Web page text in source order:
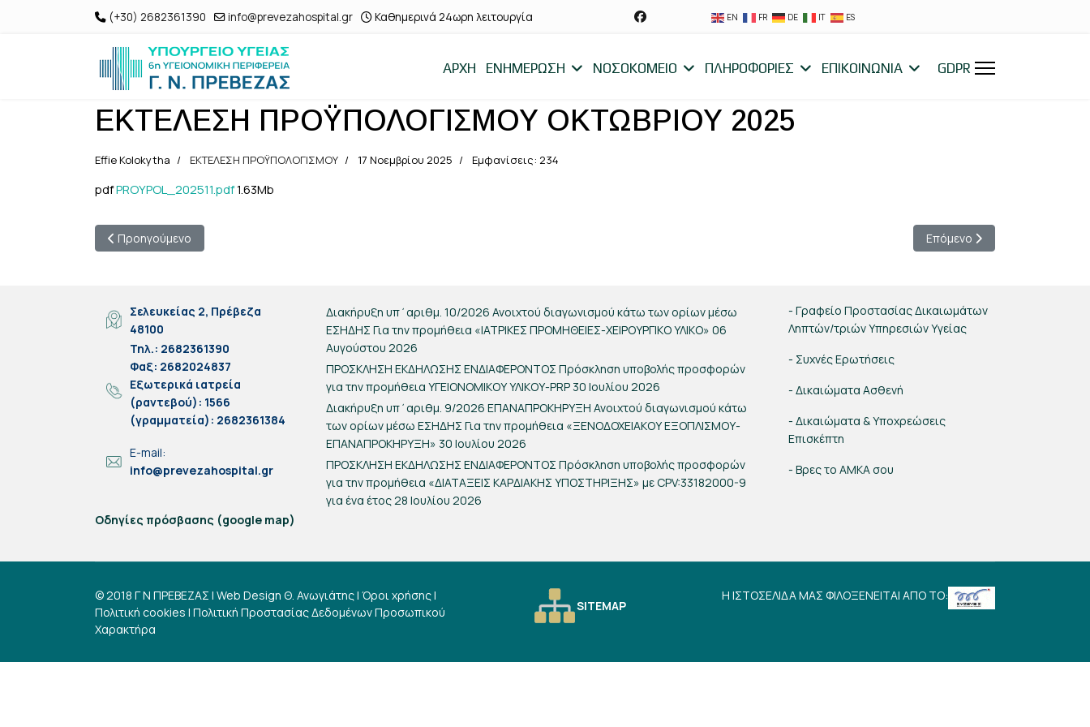
(+30) 2682361390 info@prevezahospital.gr Καθημερινά 24ωρη λειτουργία EN FR DE IT ES
ΑΡΧΗ ΕΝΗΜΕΡΩΣΗ ΝΟΣΟΚΟΜΕΙΟ ΠΛΗΡΟΦΟΡΙΕΣ ΕΠΙΚΟΙΝΩΝΙΑ GDPR
ΕΚΤΕΛΕΣΗ ΠΡΟΫΠΟΛΟΓΙΣΜΟΥ ΟΚΤΩΒΡΙΟΥ 2025
Effie Kolokytha ΕΚΤΕΛΕΣΗ ΠΡΟΫΠΟΛΟΓΙΣΜΟΥ 17 Νοεμβρίου 2025 Εμφανίσεις: 234
pdfPROYPOL_202511.pdf1.63Mb
Προηγούμενο άρθρο: ΕΚΤΕΛΕΣΗ ΠΡΟΫΠΟΛΟΓΙΣΜΟΥ ΝΟΕΜΒΡΙΟΥ 2025
Προηγούμενο Επόμενο άρθρο: ΕΚΤΕΛΕΣΗ
Επόμενο
Σελευκείας 2, Πρέβεζα
48100
Τηλ.: 2682361390
Φαξ: 2682024837
Eξωτερικά ιατρεία
(ραντεβού): 1566
(γραμματεία): 2682361384
E-mail:
info@prevezahospital.gr
Οδηγίες πρόσβασης (google map)
Διακήρυξη υπ΄αριθμ. 10/2026 Ανοιχτού διαγωνισμού κάτω των ορίων μέσω
ΕΣΗΔΗΣ Για την προμήθεια «ΙΑΤΡΙΚΕΣ ΠΡΟΜΗΘΕΙΕΣ-ΧΕΙΡΟΥΡΓΙΚΟ ΥΛΙΚΟ» 06
Αυγούστου 2026
ΠΡΟΣΚΛΗΣΗ ΕΚΔΗΛΩΣΗΣ ΕΝΔΙΑΦΕΡΟΝΤΟΣ Πρόσκληση υποβολής προσφορών
για την προμήθεια ΥΓΕΙΟΝΟΜΙΚΟΥ ΥΛΙΚΟΥ-PRP 30 Ιουλίου 2026
Διακήρυξη υπ΄αριθμ. 9/2026 ΕΠΑΝΑΠΡΟΚΗΡΥΞΗ Ανοιχτού διαγωνισμού κάτω
των ορίων μέσω ΕΣΗΔΗΣ Για την προμήθεια «ΞΕΝΟΔΟΧΕΙΑΚΟΥ ΕΞΟΠΛΙΣΜΟΥ-
ΕΠΑΝΑΠΡΟΚΗΡΥΞΗ» 30 Ιουλίου 2026
ΠΡΟΣΚΛΗΣΗ ΕΚΔΗΛΩΣΗΣ ΕΝΔΙΑΦΕΡΟΝΤΟΣ Πρόσκληση υποβολής προσφορών
για την προμήθεια «ΔΙΑΤΑΞΕΙΣ ΚΑΡΔΙΑΚΗΣ ΥΠΟΣΤΗΡΙΞΗΣ» με CPV:33182000-9
για ένα έτος28 Ιουλίου 2026
- Γραφείο Προστασίας Δικαιωμάτων
Ληπτών/τριών Υπηρεσιών Υγείας
- Συχνές Ερωτήσεις
- Δικαιώματα Ασθενή
- Δικαιώματα & Υποχρεώσεις
Επισκέπτη
- Βρες το ΑΜΚΑ σου
© 2018 Γ Ν ΠΡΕΒΕΖΑΣ | Web Design Θ. Ανωγιάτης| Όροι χρήσης|
Πολιτική cookies | Πολιτική Προστασίας Δεδομένων Προσωπικού
Χαρακτήρα
SITEMAP
Η ΙΣΤΟΣΕΛΙΔΑ ΜΑΣ ΦΙΛΟΞΕΝΕΙΤΑΙ ΑΠΟ ΤΟ: